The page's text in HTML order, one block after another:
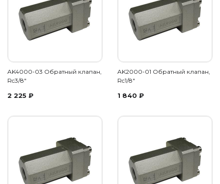
AK4000-03 Обратный клапан,
Rc3/8"
2 225 ₽
AK2000-01 Обратный клапан,
Rc1/8"
1 840 ₽